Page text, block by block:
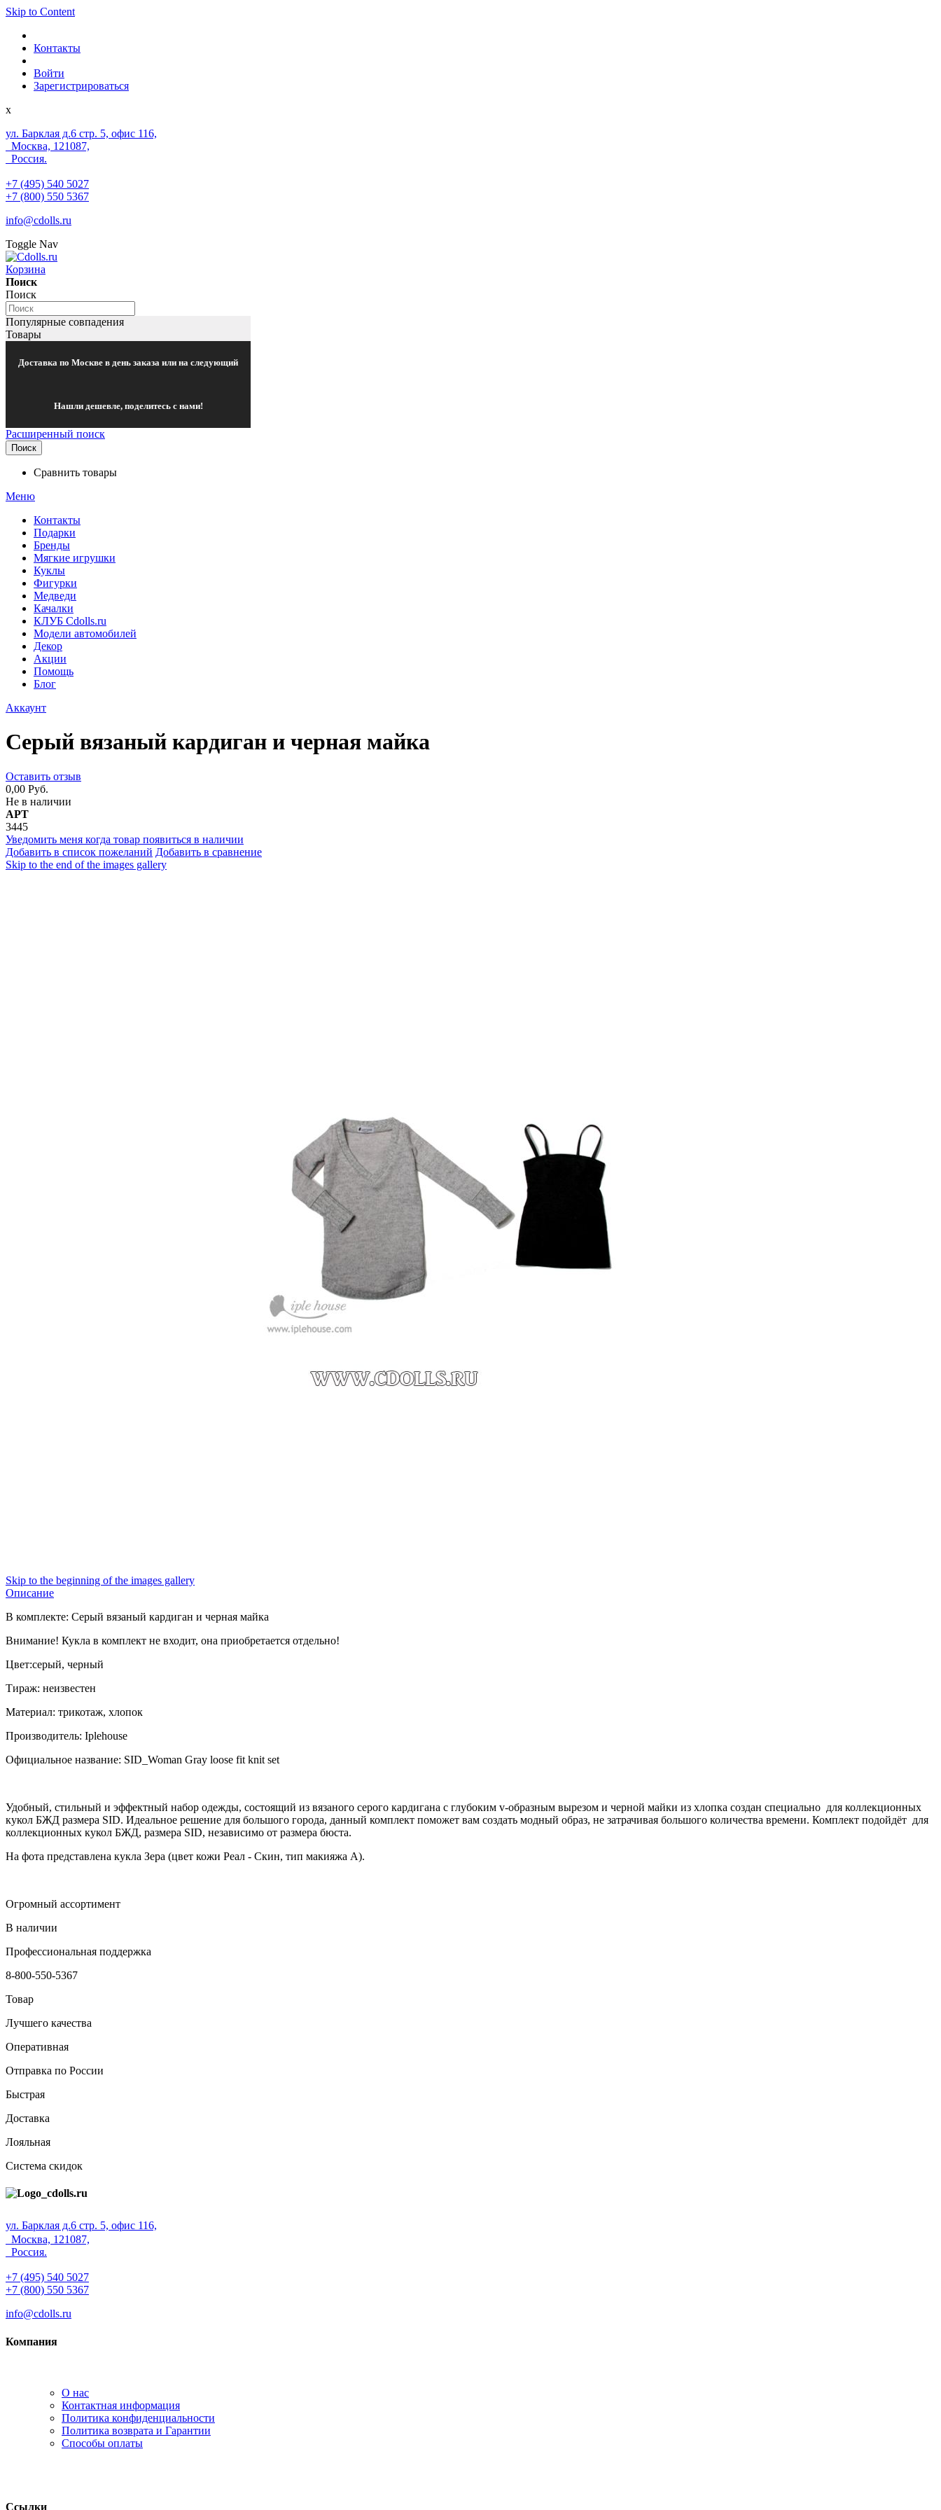
Skip to Content
Контакты
Войти
Зарегистрироваться
x
ул. Барклая д.6 стр. 5, офис 116,
Москва, 121087,
Россия.
+7 (495) 540 5027
+7 (800) 550 5367
info@cdolls.ru
Toggle Nav
Корзина
Поиск
Поиск
Популярные совпадения
Товары
Доставка по Москве в день заказа или на следующий
Нашли дешевле, поделитесь с нами!
Расширенный поиск
Поиск
Сравнить товары
Меню
Контакты
Подарки
Бренды
Мягкие игрушки
Куклы
Фигурки
Медведи
Качалки
КЛУБ Cdolls.ru
Модели автомобилей
Декор
Акции
Помощь
Блог
Аккаунт
Серый вязаный кардиган и черная майка
Оставить отзыв
0,00 Руб.
Не в наличии
АРТ
3445
Уведомить меня когда товар появиться в наличии
Добавить в список пожеланий Добавить в сравнение
Skip to the end of the images gallery
Skip to the beginning of the images gallery
Описание
В комплекте: Серый вязаный кардиган и черная майка
Внимание! Кукла в комплект не входит, она приобретается отдельно!
Цвет:серый, черный
Тираж: неизвестен
Материал: трикотаж, хлопок
Производитель: Iplehouse
Официальное название: SID_Woman Gray loose fit knit set
Удобный, стильный и эффектный набор одежды, состоящий из вязаного серого кардигана с глубоким v-образным вырезом и черной майки из хлопка создан специально для коллекционных
кукол БЖД размера SID. Идеальное решение для большого города, данный комплект поможет вам создать модный образ, не затрачивая большого количества времени. Комплект подойдёт для
коллекционных кукол БЖД, размера SID, независимо от размера бюста.
На фота представлена кукла Зера (цвет кожи Реал - Скин, тип макияжа А).
Огромный ассортимент
В наличии
Профессиональная поддержка
8-800-550-5367
Товар
Лучшего качества
Оперативная
Отправка по России
Быстрая
Доставка
Лояльная
Система скидок
ул. Барклая д.6 стр. 5, офис 116,
Москва, 121087,
Россия.
+7 (495) 540 5027
+7 (800) 550 5367
info@cdolls.ru
Компания
О нас
Контактная информация
Политика конфиденциальности
Политика возврата и Гарантии
Способы оплаты
Ссылки